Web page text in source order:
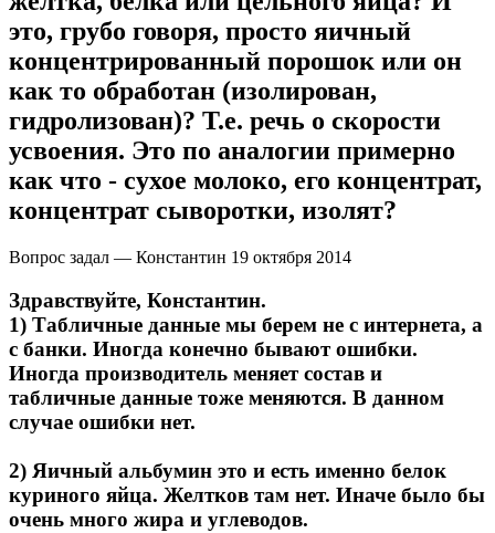
это, грубо говоря, просто яичный
концентрированный порошок или он
как то обработан (изолирован,
гидролизован)? Т.е. речь о скорости
усвоения. Это по аналогии примерно
как что - сухое молоко, его концентрат,
концентрат сыворотки, изолят?
Вопрос задал — Константин 19 октября 2014
Здравствуйте, Константин.
1) Табличные данные мы берем не с интернета, а
с банки. Иногда конечно бывают ошибки.
Иногда производитель меняет состав и
табличные данные тоже меняются. В данном
случае ошибки нет.
2) Яичный альбумин это и есть именно белок
куриного яйца. Желтков там нет. Иначе было бы
очень много жира и углеводов.